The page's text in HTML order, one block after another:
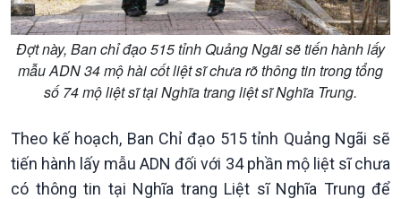
Kinh tế
Nông nghiệp & Biển đảo
Đợt này, Ban chỉ đạo 515 tỉnh Quảng Ngãi sẽ tiến hành lấy
mẫu ADN 34 mộ hài cốt liệt sĩ chưa rõ thông tin trong tổng
số 74 mộ liệt sĩ tại Nghĩa trang liệt sĩ Nghĩa Trung.
Theo kế hoạch, Ban Chỉ đạo 515 tỉnh Quảng Ngãi sẽ
tiến hành lấy mẫu ADN đối với 34 phần mộ liệt sĩ chưa
có thông tin tại Nghĩa trang Liệt sĩ Nghĩa Trung để